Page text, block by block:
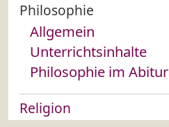
Philosophie
Allgemein
Unterrichtsinhalte
Philosophie im Abitur
Religion